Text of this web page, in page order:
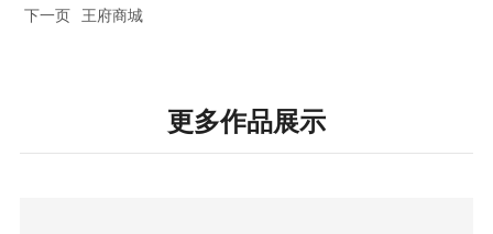
王府商城
下一页
更多作品展示